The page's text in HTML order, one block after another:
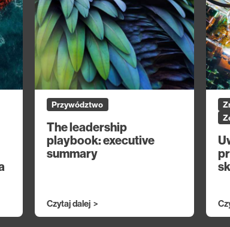
Przywództwo
The leadership
playbook: executive
summary
Czytaj dalej